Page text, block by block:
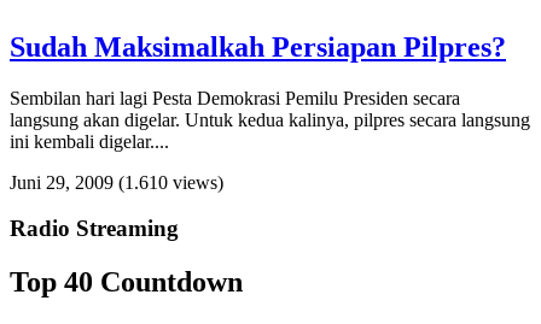
Sudah Maksimalkah Persiapan Pilpres?
Sembilan hari lagi Pesta Demokrasi Pemilu Presiden secara
langsung akan digelar. Untuk kedua kalinya, pilpres secara langsung
ini kembali digelar....
Juni 29, 2009 (1.610 views)
Radio Streaming
Top 40 Countdown